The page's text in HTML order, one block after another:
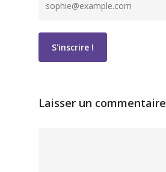
Laisser un commentaire